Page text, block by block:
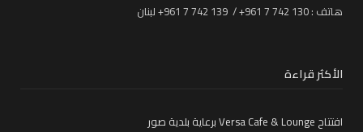
هاتف : 130 742 7 961+ / 139 742 7 961+ لبنان
الأكثر قراءة
افتتاح Versa Cafe & Lounge برعاية بلدية صور